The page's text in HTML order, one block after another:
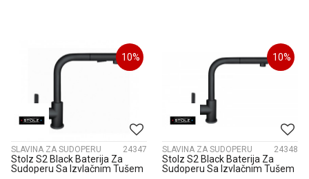
10%
SLAVINA ZA SUDOPERU 24347
Stolz S2 Black Baterija Za
Sudoperu Sa Izvlačnim Tušem
10%
SLAVINA ZA SUDOPERU 24348
Stolz S2 Black Baterija Za
Sudoperu Sa Izvlačnim Tušem